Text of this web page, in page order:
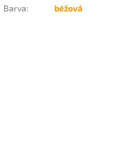
Barva: béžová